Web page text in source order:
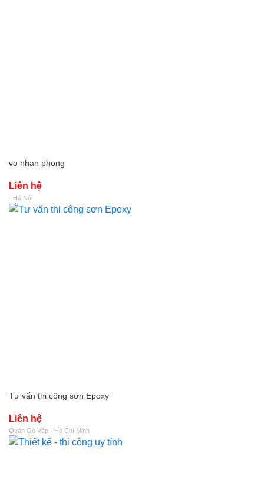
vo nhan phong
Liên hệ
- Hà Nội
Tư vấn thi công sơn Epoxy
Liên hệ
Quận Gò Vấp - Hồ Chí Minh